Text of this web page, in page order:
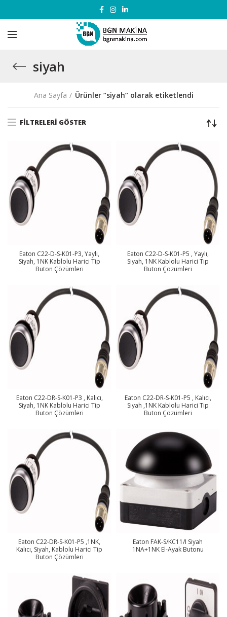
siyah
Ana Sayfa Ürünler “siyah” olarak etiketlendi
FILTRELERI GÖSTER
Eaton C22-D-S-K01-P3, Yaylı,
Siyah, 1NK Kablolu Harici Tip
Buton Çözümleri
Eaton C22-D-S-K01-P5 , Yaylı,
Siyah, 1NK Kablolu Harici Tip
Buton Çözümleri
Eaton C22-DR-S-K01-P3 , Kalıcı,
Siyah, 1NK Kablolu Harici Tip
Buton Çözümleri
Eaton C22-DR-S-K01-P5 , Kalıcı,
Siyah ,1NK Kablolu Harici Tip
Buton Çözümleri
Eaton C22-DR-S-K01-P5 ,1NK,
Kalıcı, Siyah, Kablolu Harici Tip
Buton Çözümleri
Eaton FAK-S/KC11/I Siyah
1NA+1NK El-Ayak Butonu